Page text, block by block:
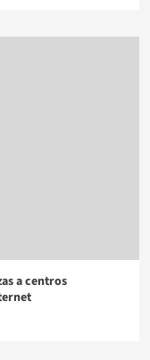
a centros